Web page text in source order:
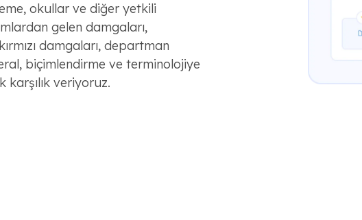
okullar ve diğer yetkili
gelen damgaları,
damgaları, departman
biçimlendirme ve terminolojiye
veriyoruz.